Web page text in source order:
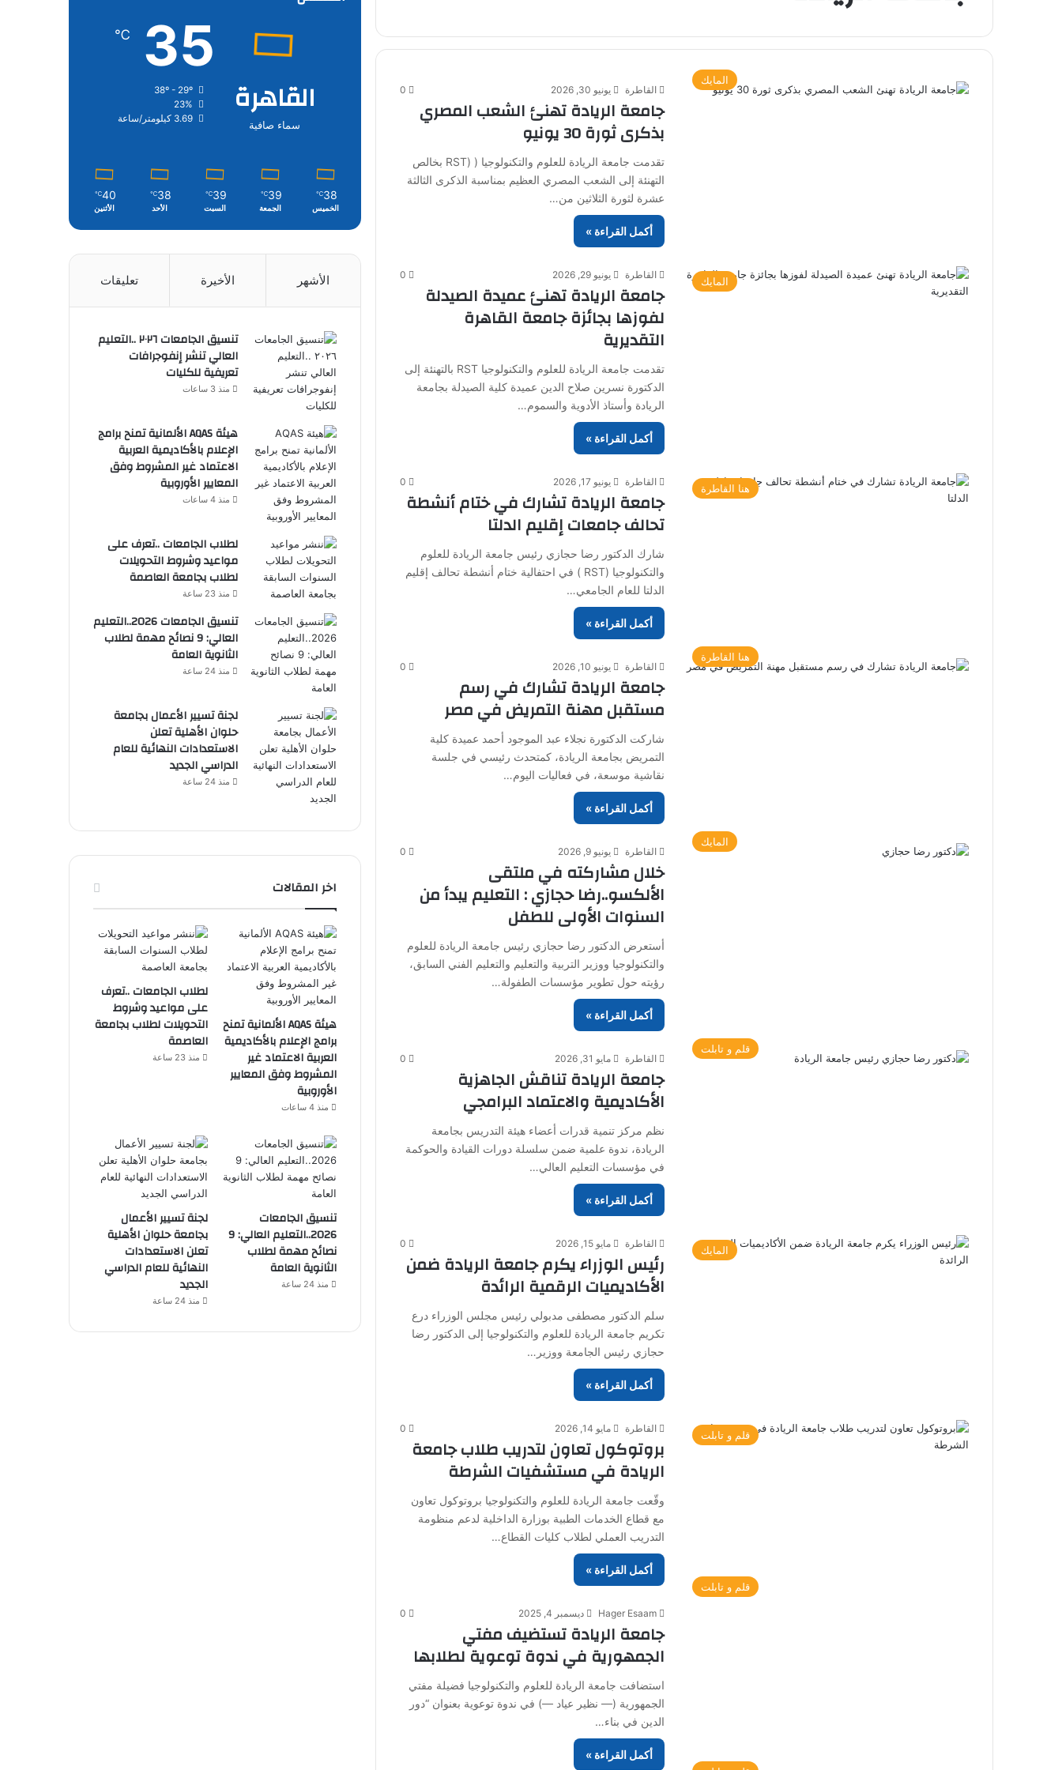
المايك
القاطرة يونيو 30, 2026 0
جامعة الريادة تهنئ الشعب المصري
بذكرى ثورة 30 يونيو
تقدمت جامعة الريادة للعلوم والتكنولوجيا ( (RST بخالص
التهنئة إلى الشعب المصري العظيم بمناسبة الذكرى الثالثة
عشرة لثورة الثلاثين من…
أكمل القراءة »
المايك
القاطرة يونيو 29, 2026 0
جامعة الريادة تهنئ عميدة الصيدلة
لفوزها بجائزة جامعة القاهرة
التقديرية
تقدمت جامعة الريادة للعلوم والتكنولوجيا RST بالتهنئة إلى
الدكتورة نسرين صلاح الدين عميدة كلية الصيدلة بجامعة
الريادة وأستاذ الأدوية والسموم…
أكمل القراءة »
هنا القاطرة
القاطرة يونيو 17, 2026 0
جامعة الريادة تشارك في ختام أنشطة
تحالف جامعات إقليم الدلتا
شارك الدكتور رضا حجازي رئيس جامعة الريادة للعلوم
والتكنولوجيا (RST ) في احتفالية ختام أنشطة تحالف إقليم
الدلتا للعام الجامعي…
أكمل القراءة »
هنا القاطرة
القاطرة يونيو 10, 2026 0
جامعة الريادة تشارك في رسم
مستقبل مهنة التمريض في مصر
شاركت الدكتورة نجلاء عبد الموجود أحمد عميدة كلية
التمريض بجامعة الريادة، كمتحدث رئيسي في جلسة
نقاشية موسعة، في فعاليات اليوم…
أكمل القراءة »
المايك
القاطرة يونيو 9, 2026 0
خلال مشاركته في ملتقى
الألكسو..رضا حجازي : التعليم يبدأ من
السنوات الأولى للطفل
أستعرض الدكتور رضا حجازي رئيس جامعة الريادة للعلوم
والتكنولوجيا ووزير التربية والتعليم والتعليم الفني السابق،
رؤيته حول تطوير مؤسسات الطفولة…
أكمل القراءة »
قلم و تابلت
القاطرة مايو 31, 2026 0
جامعة الريادة تناقش الجاهزية
الأكاديمية والاعتماد البرامجي
نظم مركز تنمية قدرات أعضاء هيئة التدريس بجامعة
الريادة، ندوة علمية ضمن سلسلة دورات القيادة والحوكمة
في مؤسسات التعليم العالي…
أكمل القراءة »
المايك
القاطرة مايو 15, 2026 0
رئيس الوزراء يكرم جامعة الريادة ضمن
الأكاديميات الرقمية الرائدة
سلم الدكتور مصطفى مدبولي رئيس مجلس الوزراء درع
تكريم جامعة الريادة للعلوم والتكنولوجيا إلى الدكتور رضا
حجازي رئيس الجامعة ووزير…
أكمل القراءة »
قلم و تابلت
القاطرة مايو 14, 2026 0
بروتوكول تعاون لتدريب طلاب جامعة
الريادة في مستشفيات الشرطة
وقّعت جامعة الريادة للعلوم والتكنولوجيا بروتوكول تعاون
مع قطاع الخدمات الطبية بوزارة الداخلية لدعم منظومة
التدريب العملي لطلاب كليات القطاع…
أكمل القراءة »
قلم و تابلت
Hager Esaam ديسمبر 4, 2025 0
جامعة الريادة تستضيف مفتي
الجمهورية في ندوة توعوية لطلابها
استضافت جامعة الريادة للعلوم والتكنولوجيا فضيلة مفتي
الجمهورية (— نظير عياد —) في ندوة توعوية بعنوان “دور
الدين في بناء…
أكمل القراءة »
القاهرة
سماء صافية
35
℃
23%
3.69 كيلومتر/ساعة
38
℃
الخميس
39
℃
الجمعة
39
℃
السبت
38
℃
الأحد
40
℃
الأثنين
الأشهر الأخيرة تعليقات
تنسيق الجامعات ٢٠٢٦ ..التعليم
العالي تنشر إنفوجرافات
تعريفية للكليات
منذ 3 ساعات
هيئة AQAS الألمانية تمنح برامج
الإعلام بالأكاديمية العربية
الاعتماد غير المشروط وفق
المعايير الأوروبية
منذ 4 ساعات
لطلاب الجامعات ..تعرف على
مواعيد وشروط التحويلات
لطلاب بجامعة العاصمة
منذ 23 ساعة
تنسيق الجامعات 2026..التعليم
العالي: 9 نصائح مهمة لطلاب
الثانوية العامة
منذ 24 ساعة
لجنة تسيير الأعمال بجامعة
حلوان الأهلية تعلن
الاستعدادات النهائية للعام
الدراسي الجديد
منذ 24 ساعة
اخر المقالات
هيئة AQAS الألمانية تمنح
برامج الإعلام بالأكاديمية
العربية الاعتماد غير
المشروط وفق المعايير
الأوروبية
منذ 4 ساعات
لطلاب الجامعات ..تعرف
على مواعيد وشروط
التحويلات لطلاب بجامعة
العاصمة
منذ 23 ساعة
تنسيق الجامعات
2026..التعليم العالي: 9
نصائح مهمة لطلاب
الثانوية العامة
منذ 24 ساعة
لجنة تسيير الأعمال
بجامعة حلوان الأهلية
تعلن الاستعدادات
النهائية للعام الدراسي
الجديد
منذ 24 ساعة